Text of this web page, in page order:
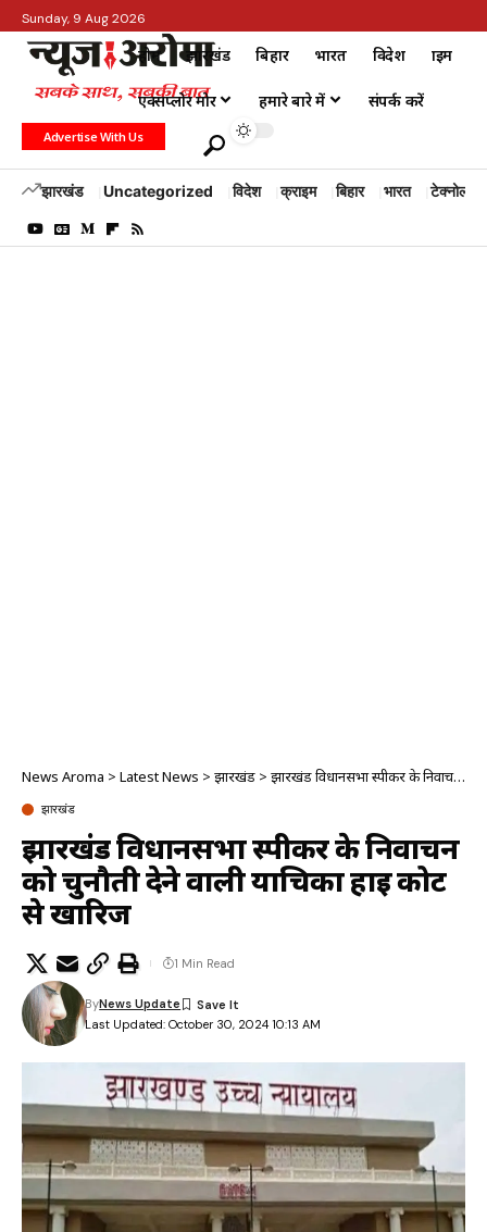
Sunday, 9 Aug 2026
होम झारखंड बिहार भारत विदेश क्राइम
एक्सप्लोर मोर हमारे बारे में संपर्क करें
Advertise With Us
झारखंड Uncategorized विदेश क्राइम बिहार भारत टेक्नोलॉजी
News Aroma > Latest News > झारखंड > झारखंड विधानसभा स्पीकर के निर्वाचन को चुनौती देने वाली याचिका हाई कोर्ट से खारिज
झारखंड
झारखंड विधानसभा स्पीकर के निर्वाचन
को चुनौती देने वाली याचिका हाई कोर्ट
से खारिज
Last Updated: October 30, 2024 10:13 AM
ByNews Update
1 Min Read